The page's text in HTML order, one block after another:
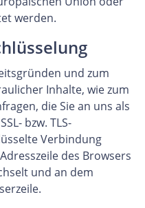
werden.
und zum
Inhalte, wie zum
die Sie an uns als
bzw. TLS-
Verbindung
des Browsers
und an dem